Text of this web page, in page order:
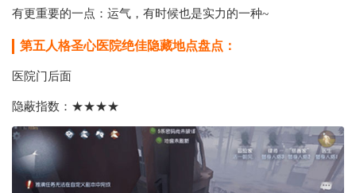
有更重要的一点：运气，有时候也是实力的一种~
第五人格圣心医院绝佳隐藏地点盘点：
医院门后面
隐蔽指数：★★★★